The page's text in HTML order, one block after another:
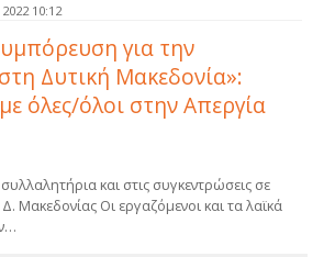
10:12
για την
Δυτική Μακεδονία»:
όλες/όλοι στην Απεργία
και στις συγκεντρώσεις σε
Δ. Μακεδονίας Οι εργαζόμενοι και τα λαϊκά